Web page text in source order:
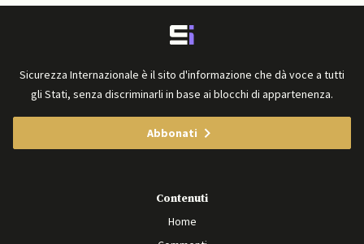
Sicurezza Internazionale è il sito d'informazione che dà voce a tutti
gli Stati, senza discriminarli in base ai blocchi di appartenenza.
Abbonati
Contenuti
Home